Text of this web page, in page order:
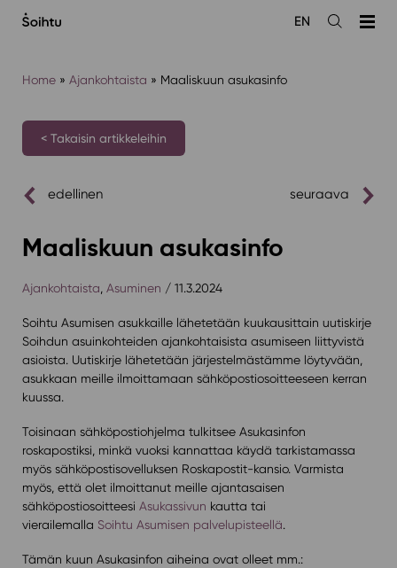
sisältöön
Avaa
EN
Home» Ajankohtaista » Maaliskuun asukasinfo
< Takaisin artikkeleihin
edellinen seuraava
Maaliskuun asukasinfo
Ajankohtaista Asuminen / 11.3.2024
Soihtu Asumisen asukkaille lähetetään kuukausittain uutiskirje
Soihdun asuinkohteiden ajankohtaisista asumiseen liittyvistä
asioista. Uutiskirje lähetetään järjestelmästämme löytyvään,
asukkaan meille ilmoittamaan sähköpostiosoitteeseen kerran
kuussa.
Toisinaan sähköpostiohjelma tulkitsee Asukasinfon
roskapostiksi, minkä vuoksi kannattaa käydä tarkistamassa
myös sähköpostisovelluksen Roskapostit-kansio. Varmista
myös, että olet ilmoittanut meille ajantasaisen
sähköpostiosoitteesi Asukassivun kautta tai
vierailemalla Soihtu Asumisen palvelupisteellä.
Tämän kuun Asukasinfon aiheina ovat olleet mm.: